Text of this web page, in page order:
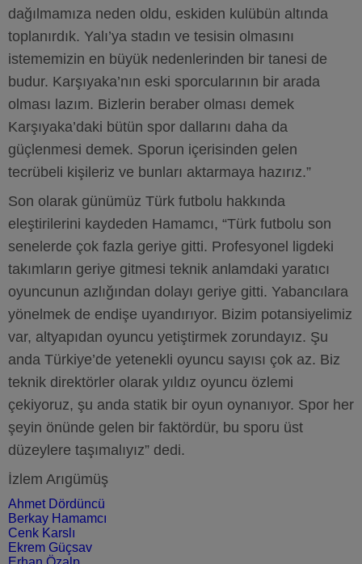
dağılmamıza neden oldu, eskiden kulübün altında
toplanırdık. Yalı’ya stadın ve tesisin olmasını
istememizin en büyük nedenlerinden bir tanesi de
budur. Karşıyaka’nın eski sporcularının bir arada
olması lazım. Bizlerin beraber olması demek
Karşıyaka’daki bütün spor dallarını daha da
güçlenmesi demek. Sporun içerisinden gelen
tecrübeli kişileriz ve bunları aktarmaya hazırız.”
Son olarak günümüz Türk futbolu hakkında
eleştirilerini kaydeden Hamamcı, “Türk futbolu son
senelerde çok fazla geriye gitti. Profesyonel ligdeki
takımların geriye gitmesi teknik anlamdaki yaratıcı
oyuncunun azlığından dolayı geriye gitti. Yabancılara
yönelmek de endişe uyandırıyor. Bizim potansiyelimiz
var, altyapıdan oyuncu yetiştirmek zorundayız. Şu
anda Türkiye’de yetenekli oyuncu sayısı çok az. Biz
teknik direktörler olarak yıldız oyuncu özlemi
çekiyoruz, şu anda statik bir oyun oynanıyor. Spor her
şeyin önünde gelen bir faktördür, bu sporu üst
düzeylere taşımalıyız” dedi.
İzlem Arıgümüş
Ahmet Dördüncü
Berkay Hamamcı
Cenk Karslı
Ekrem Güçsav